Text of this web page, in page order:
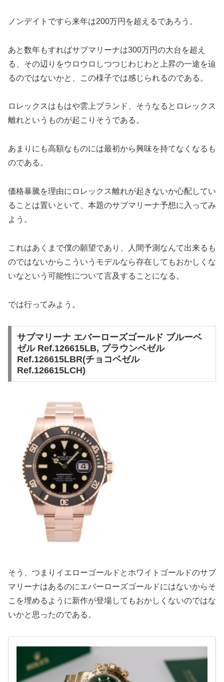
ノンデイトですら来年は200万円を超えるであろう。
あと数年もすればサブマリーナは300万円の大台を超え
る、その辺りをウロウロしつつじわじわと上昇の一途を辿
るのではないかと、この様子では感じられるのである。
ロレックスはもはや雲上ブランド、そうなるとロレックス
離れというものが起こりそうである。
あまりにも高額なものには最初から興味を持てなくなるも
のである。
価格暴騰を理由にロレックス離れが起きないか心配してい
ることは置いといて、本題のサブマリーナ予想に入ってみ
よう。
これはあくまで僕の願望であり、人間予測なんて出来るも
のではないからこういうモデルなら存在してもおかしくな
いなという可能性について言及することになる。
では行ってみよう。
サブマリーナ エバーローズゴールド ブルーベ
ゼル Ref.126615LB, ブラウンベゼル
Ref.126615LBR(チョコベゼル
Ref.126615LCH)
そう、つまりイエローゴールドとホワイトゴールドのサブ
マリーナはあるのにエバーローズゴールドにはないからそ
こを埋めるように新作が登場してもおかしくないのではな
いかと思ったのである。